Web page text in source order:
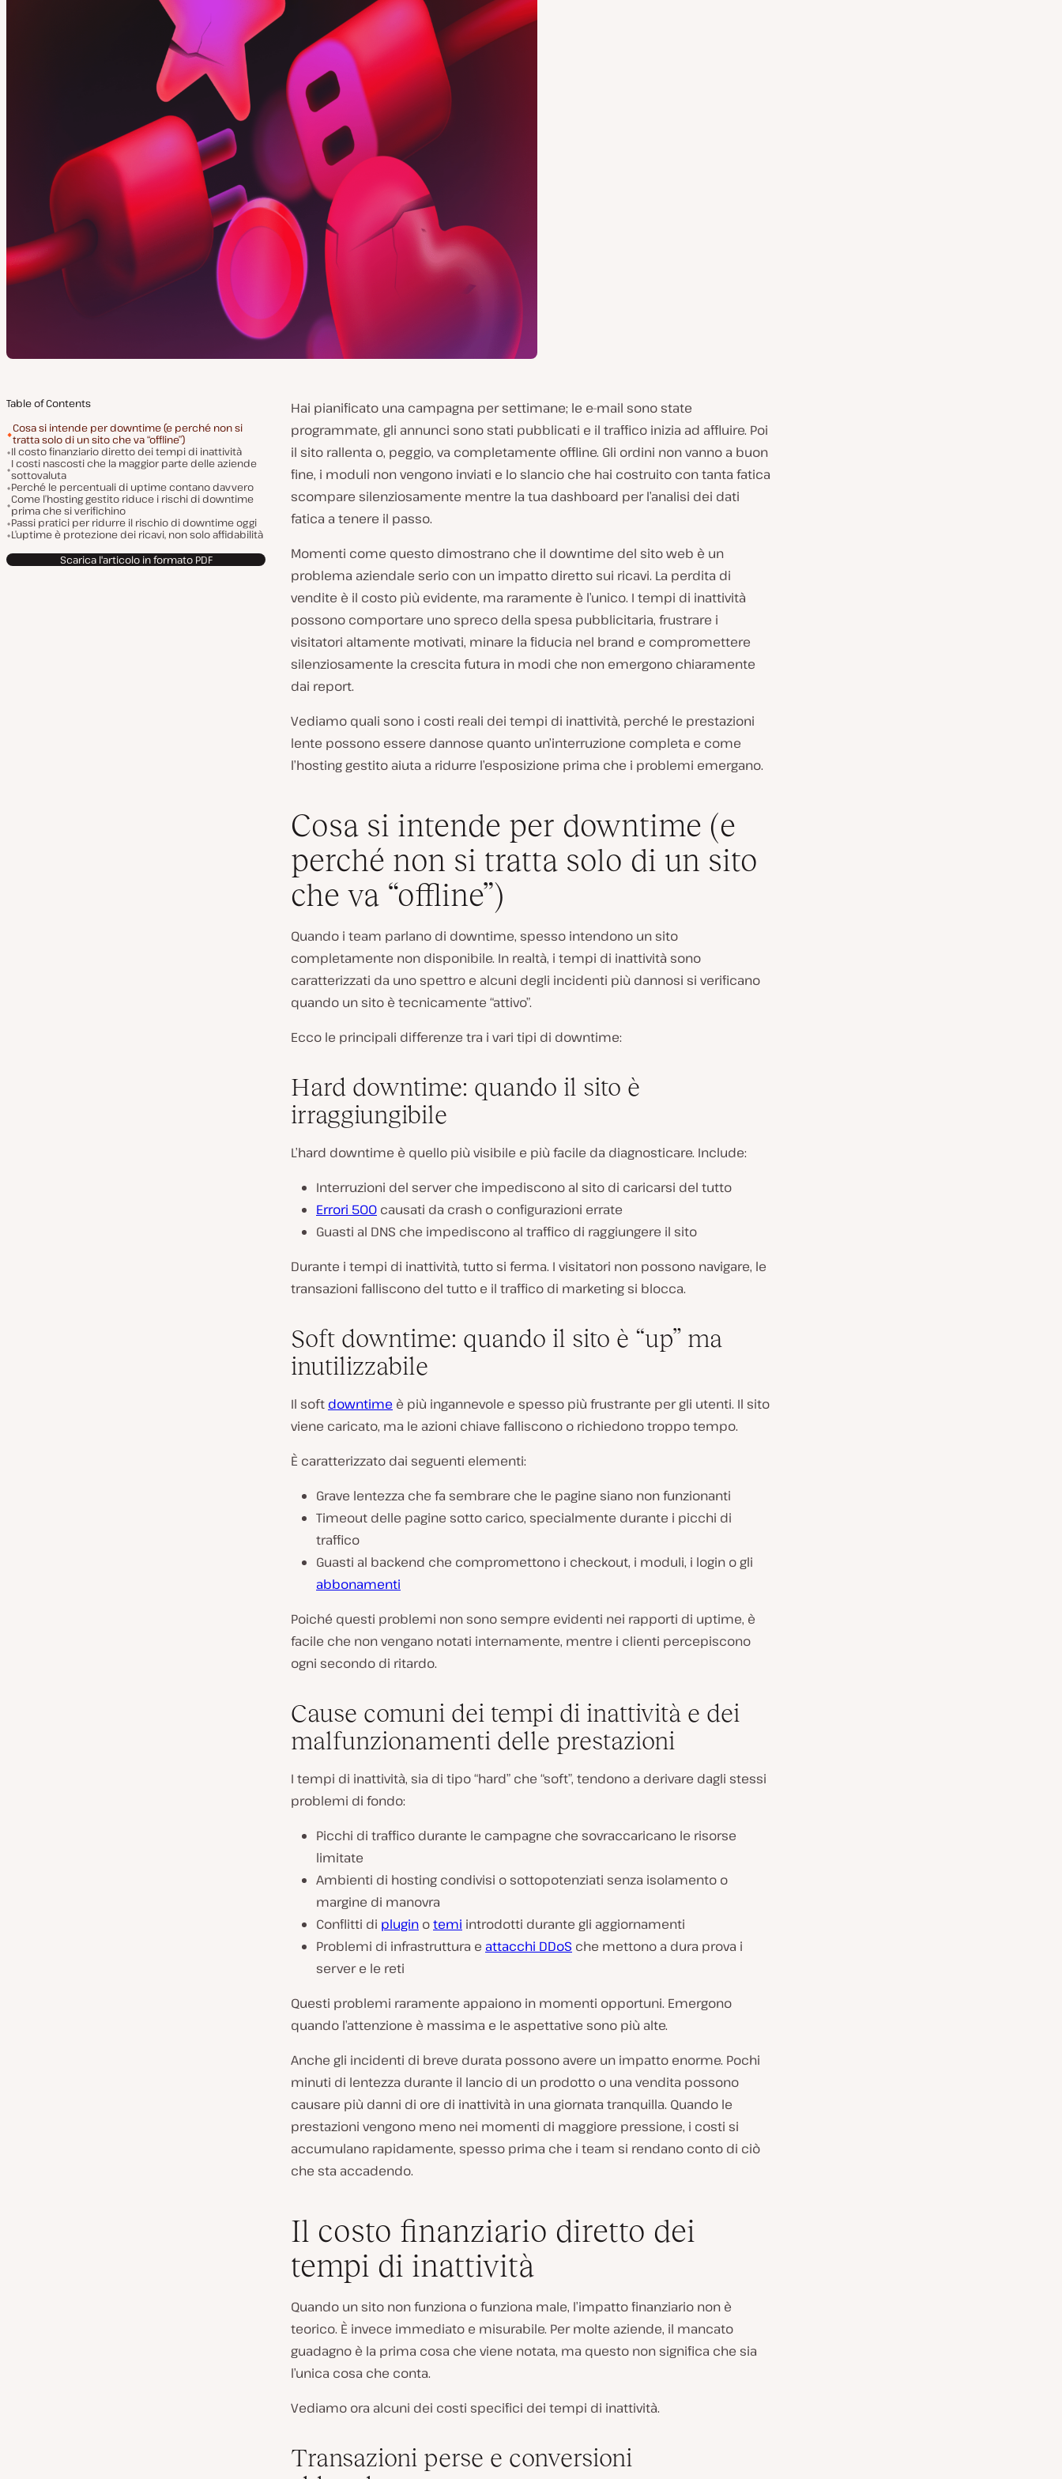
Table of Contents
Cosa si intende per downtime (e perché non si
tratta solo di un sito che va “offline”)
Il costo finanziario diretto dei tempi di inattività
I costi nascosti che la maggior parte delle aziende
sottovaluta
Perché le percentuali di uptime contano davvero
Come l’hosting gestito riduce i rischi di downtime
prima che si verifichino
Passi pratici per ridurre il rischio di downtime oggi
L’uptime è protezione dei ricavi, non solo affidabilità
Scarica l'articolo in formato PDF
Hai pianificato una campagna per settimane; le e-mail sono state
programmate, gli annunci sono stati pubblicati e il traffico inizia ad affluire. Poi
il sito rallenta o, peggio, va completamente offline. Gli ordini non vanno a buon
fine, i moduli non vengono inviati e lo slancio che hai costruito con tanta fatica
scompare silenziosamente mentre la tua dashboard per l’analisi dei dati
fatica a tenere il passo.
Momenti come questo dimostrano che il downtime del sito web è un
problema aziendale serio con un impatto diretto sui ricavi. La perdita di
vendite è il costo più evidente, ma raramente è l’unico. I tempi di inattività
possono comportare uno spreco della spesa pubblicitaria, frustrare i
visitatori altamente motivati, minare la fiducia nel brand e compromettere
silenziosamente la crescita futura in modi che non emergono chiaramente
dai report.
Vediamo quali sono i costi reali dei tempi di inattività, perché le prestazioni
lente possono essere dannose quanto un’interruzione completa e come
l’hosting gestito aiuta a ridurre l’esposizione prima che i problemi emergano.
Cosa si intende per downtime (e
perché non si tratta solo di un sito
che va “offline”)
Quando i team parlano di downtime, spesso intendono un sito
completamente non disponibile. In realtà, i tempi di inattività sono
caratterizzati da uno spettro e alcuni degli incidenti più dannosi si verificano
quando un sito è tecnicamente “attivo”.
Ecco le principali differenze tra i vari tipi di downtime:
Hard downtime: quando il sito è
irraggiungibile
L’hard downtime è quello più visibile e più facile da diagnosticare. Include:
Interruzioni del server che impediscono al sito di caricarsi del tutto
Errori 500 causati da crash o configurazioni errate
Guasti al DNS che impediscono al traffico di raggiungere il sito
Durante i tempi di inattività, tutto si ferma. I visitatori non possono navigare, le
transazioni falliscono del tutto e il traffico di marketing si blocca.
Soft downtime: quando il sito è “up” ma
inutilizzabile
Il soft downtime è più ingannevole e spesso più frustrante per gli utenti. Il sito
viene caricato, ma le azioni chiave falliscono o richiedono troppo tempo.
È caratterizzato dai seguenti elementi:
Grave lentezza che fa sembrare che le pagine siano non funzionanti
Timeout delle pagine sotto carico, specialmente durante i picchi di
traffico
Guasti al backend che compromettono i checkout, i moduli, i login o gli
abbonamenti
Poiché questi problemi non sono sempre evidenti nei rapporti di uptime, è
facile che non vengano notati internamente, mentre i clienti percepiscono
ogni secondo di ritardo.
Cause comuni dei tempi di inattività e dei
malfunzionamenti delle prestazioni
I tempi di inattività, sia di tipo “hard” che “soft”, tendono a derivare dagli stessi
problemi di fondo:
Picchi di traffico durante le campagne che sovraccaricano le risorse
limitate
Ambienti di hosting condivisi o sottopotenziati senza isolamento o
margine di manovra
Conflitti di plugin otemi introdotti durante gli aggiornamenti
Problemi di infrastruttura e attacchi DDoS che mettono a dura prova i
server e le reti
Questi problemi raramente appaiono in momenti opportuni. Emergono
quando l’attenzione è massima e le aspettative sono più alte.
Anche gli incidenti di breve durata possono avere un impatto enorme. Pochi
minuti di lentezza durante il lancio di un prodotto o una vendita possono
causare più danni di ore di inattività in una giornata tranquilla. Quando le
prestazioni vengono meno nei momenti di maggiore pressione, i costi si
accumulano rapidamente, spesso prima che i team si rendano conto di ciò
che sta accadendo.
Il costo finanziario diretto dei
tempi di inattività
Quando un sito non funziona o funziona male, l’impatto finanziario non è
teorico. È invece immediato e misurabile. Per molte aziende, il mancato
guadagno è la prima cosa che viene notata, ma questo non significa che sia
l’unica cosa che conta.
Vediamo ora alcuni dei costi specifici dei tempi di inattività.
Transazioni perse e conversioni